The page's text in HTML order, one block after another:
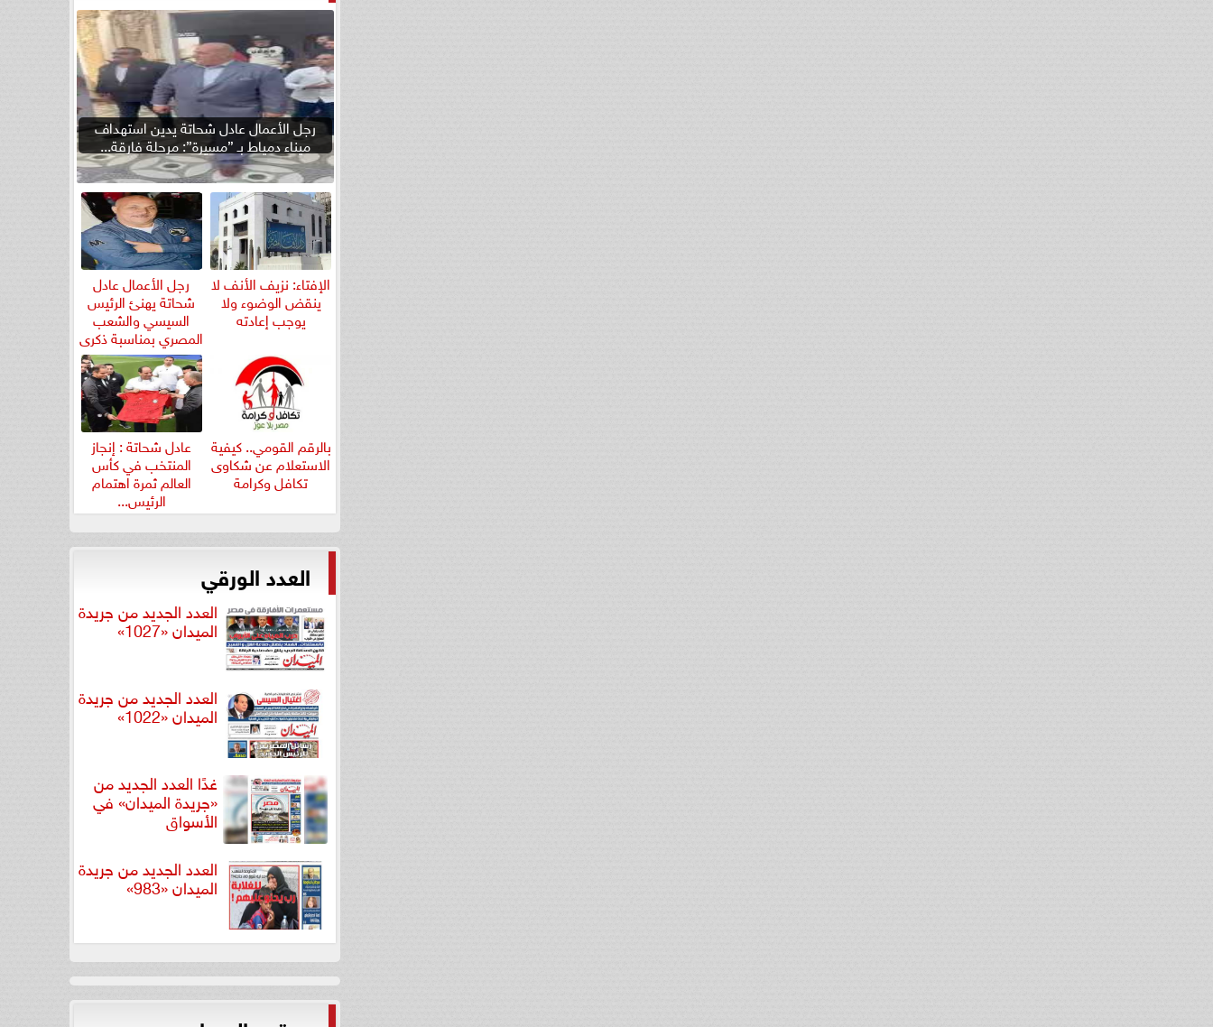
رجل الأعمال عادل شحاتة يدين استهداف
ميناء دمياط بـ ”مسيرة”: مرحلة فارقة...
الإفتاء: نزيف الأنف لا
ينقض الوضوء ولا
يوجب إعادته
رجل الأعمال عادل
شحاتة يهنئ الرئيس
السيسي والشعب
المصري بمناسبة ذكرى
ثورة...
بالرقم القومي.. كيفية
الاستعلام عن شكاوى
تكافل وكرامة
عادل شحاتة : إنجاز
المنتخب في كأس
العالم ثمرة اهتمام
الرئيس...
العدد الورقي
العدد الجديد من جريدة
الميدان «1027»
العدد الجديد من جريدة
الميدان «1022»
غدًا العدد الجديد من
«جريدة الميدان» في
الأسواق
العدد الجديد من جريدة
الميدان «983»